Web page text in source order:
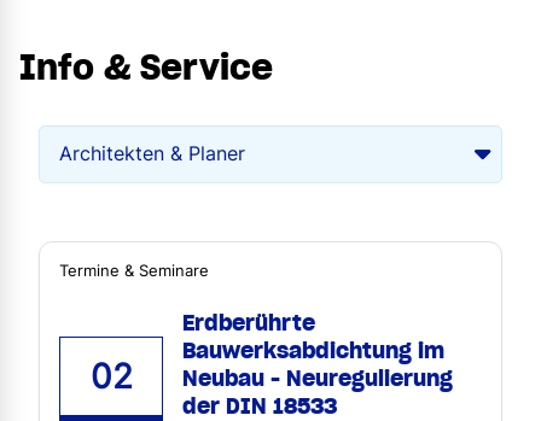
Info & Service
Termine & Seminare
02
Erdberührte
Bauwerksabdichtung im
Neubau - Neuregulierung
der DIN 18533